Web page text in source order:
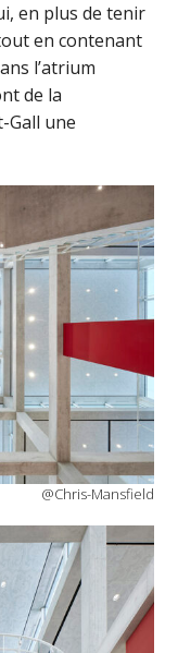
en plus de tenir
en contenant
l’atrium
de la
Gall une
@Chris-Mansfield